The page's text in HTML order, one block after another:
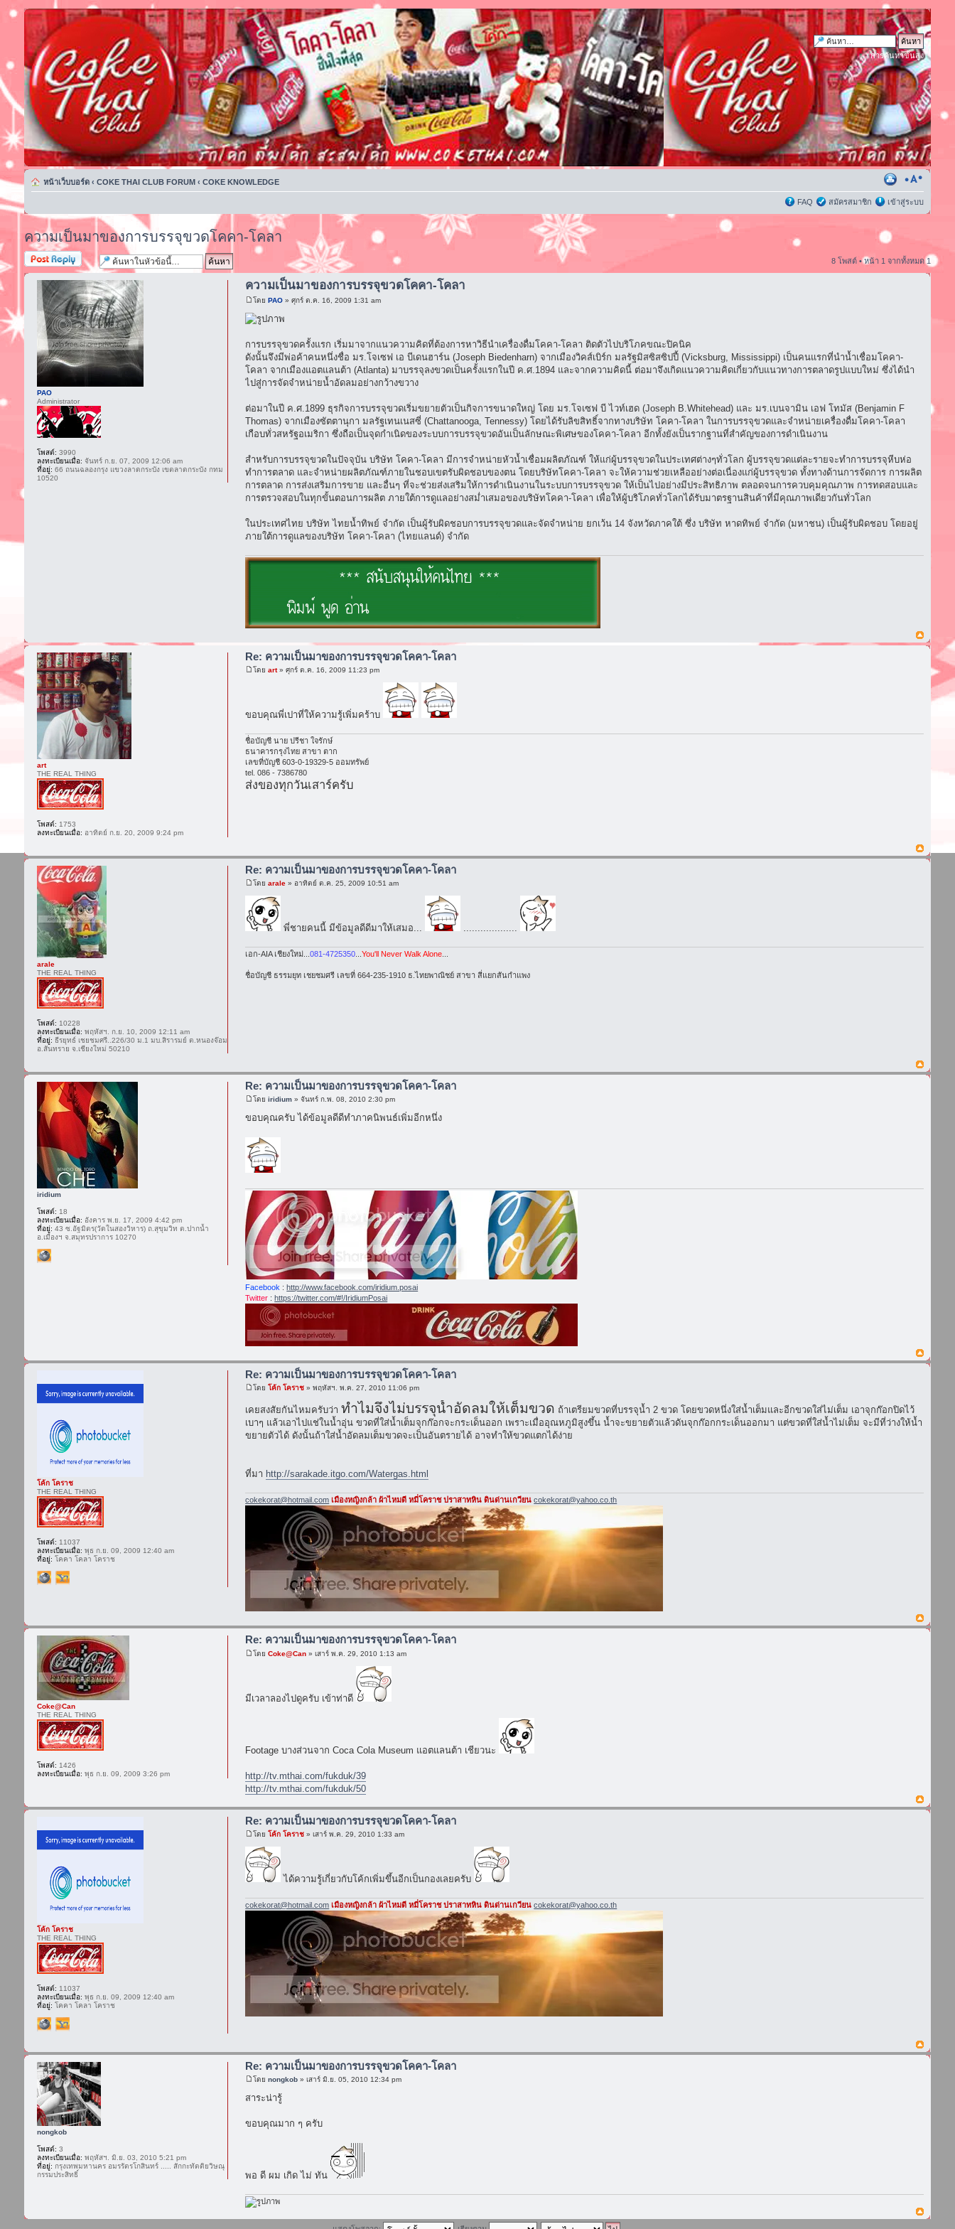
การค้นหาขั้นสูง
หน้าเว็บบอร์ด ‹ COKE THAI CLUB FORUM ‹ COKE KNOWLEDGE
FAQ สมัครสมาชิก เข้าสู่ระบบ
ความเป็นมาของการบรรจุขวดโคคา-โคลา
ตอบกระทู้ 8 โพสต์ • หน้า 1 จากทั้งหมด1
ความเป็นมาของการบรรจุขวดโคคา-โคลา
โดยPAO » ศุกร์ ต.ค. 16, 2009 1:31 am
การบรรจุขวดครั้งแรก เริ่มมาจากแนวความคิดที่ต้องการหาวิธีนำเครื่องดื่มโคคา-โคลา ติดตัวไปบริโภคขณะปิคนิค
ดังนั้นจึงมีพ่อค้าคนหนึ่งชื่อ มร.โจเซฟ เอ บีเดนฮาร์น (Joseph Biedenharn) จากเมืองวิคส์เบิร์ก มลรัฐมิสซิสซิปปี้ (Vicksburg, Mississippi) เป็นคนแรกที่นำน้ำเชื่อมโคคา-
โคลา จากเมืองแอตแลนต้า (Atlanta) มาบรรจุลงขวดเป็นครั้งแรกในปี ค.ศ.1894 และจากความคิดนี้ ต่อมาจึงเกิดแนวความคิดเกี่ยวกับแนวทางการตลาดรูปแบบใหม่ ซึ่งได้นำ
ไปสู่การจัดจำหน่ายน้ำอัดลมอย่างกว้างขวาง
ต่อมาในปี ค.ศ.1899 ธุรกิจการบรรจุขวดเริ่มขยายตัวเป็นกิจการขนาดใหญ่ โดย มร.โจเซฟ บี ไวท์เฮด (Joseph B.Whitehead) และ มร.เบนจามิน เอฟ โทมัส (Benjamin F
Thomas) จากเมืองซัตตานุกา มลรัฐเทนเนสซี่ (Chattanooga, Tennessy) โดยได้รับลิขสิทธิ์จากทางบริษัท โคคา-โคลา ในการบรรจุขวดและจำหน่ายเครื่องดื่มโคคา-โคลา
เกือบทั่วสหรัฐอเมริกา ซึ่งถือเป็นจุดกำเนิดของระบบการบรรจุขวดอันเป็นลักษณะพิเศษของโคคา-โคลา อีกทั้งยังเป็นรากฐานที่สำคัญของการดำเนินงาน
สำหรับการบรรจุขวดในปัจจุบัน บริษัท โคคา-โคลา มีการจำหน่ายหัวน้ำเชื่อมผลิตภัณฑ์ ให้แก่ผู้บรรจุขวดในประเทศต่างๆทั่วโลก ผู้บรรจุขวดแต่ละรายจะทำการบรรจุหีบห่อ
ทำการตลาด และจำหน่ายผลิตภัณฑ์ภายในชอบเขตรับผิดชอบของตน โดยบริษัทโคคา-โคลา จะให้ความช่วยเหลืออย่างต่อเนื่องแก่ผู้บรรจุขวด ทั้งทางด้านการจัดการ การผลิต
การตลาด การส่งเสริมการขาย และอื่นๆ ที่จะช่วยส่งเสริมให้การดำเนินงานในระบบการบรรจุขวด ให้เป็นไปอย่างมีประสิทธิภาพ ตลอดจนการควบคุมคุณภาพ การทดสอบและ
การตรวจสอบในทุกขั้นตอนการผลิต ภายใต้การดูแลอย่างสม่ำเสมอของบริษัทโคคา-โคลา เพื่อให้ผู้บริโภคทั่วโลกได้รับมาตรฐานสินค้าที่มีคุณภาพเดียวกันทั่วโลก
ในประเทศไทย บริษัท ไทยน้ำทิพย์ จำกัด เป็นผู้รับผิดชอบการบรรจุขวดและจัดจำหน่าย ยกเว้น 14 จังหวัดภาคใต้ ซึ่ง บริษัท หาดทิพย์ จำกัด (มหาชน) เป็นผู้รับผิดชอบ โดยอยู่
ภายใต้การดูแลของบริษัท โคคา-โคลา (ไทยแลนด์) จำกัด
PAO
Administrator
โพสต์: 3990
ลงทะเบียนเมื่อ: จันทร์ ก.ย. 07, 2009 12:06 am
ที่อยู่: 66 ถนนฉลองกรุง แขวงลาดกระบัง เขตลาดกระบัง กทม
10520
Re: ความเป็นมาของการบรรจุขวดโคคา-โคลา
โดยart» ศุกร์ ต.ค. 16, 2009 11:23 pm
ขอบคุณพี่เปาที่ให้ความรู้เพิ่มคร้าบ
ชื่อบัญชี นาย ปรีชา ใจรักษ์
ธนาคารกรุงไทย สาขา ตาก
เลขที่บัญชี 603-0-19329-5 ออมทรัพย์
tel. 086 - 7386780
ส่งของทุกวันเสาร์ครับ
art
THE REAL THING
โพสต์: 1753
ลงทะเบียนเมื่อ: อาทิตย์ ก.ย. 20, 2009 9:24 pm
Re: ความเป็นมาของการบรรจุขวดโคคา-โคลา
โดยarale » อาทิตย์ ต.ค. 25, 2009 10:51 am
พี่ชายคนนี้ มีข้อมูลดีดีมาให้เสมอ... ...................
เอก-AIA เชียงใหม่...081-4725350 ...You'll Never Walk Alone
ชื่อบัญชี ธรรมยุท เชยชมศรี เลขที่ 664-235-1910 ธ.ไทยพาณิชย์ สาขา สี่แยกสันกำแพง
arale
THE REAL THING
โพสต์: 10228
ลงทะเบียนเมื่อ: พฤหัสฯ. ก.ย. 10, 2009 12:11 am
ที่อยู่: ธีรยุทธ์ เชยชมศรี..226/30 ม.1 มบ.สิรารมย์ ต.หนองจ๊อม
อ.สันทราย จ.เชียงใหม่ 50210
Re: ความเป็นมาของการบรรจุขวดโคคา-โคลา
โดยiridium » จันทร์ ก.พ. 08, 2010 2:30 pm
ขอบคุณครับ ได้ข้อมูลดีดีทำภาคนิพนธ์เพิ่มอีกหนึ่ง
Facebook :http://www.facebook.com/iridium.posai
Twitter :https://twitter.com/#!/IridiumPosai
iridium
โพสต์: 18
ลงทะเบียนเมื่อ: อังคาร พ.ย. 17, 2009 4:42 pm
ที่อยู่: 43 ซ.อัฐมิตร(วัดในสองวิหาร) ถ.สุขุมวิท ต.ปากน้ำ
อ.เมืองฯ จ.สมุทรปราการ 10270
Re: ความเป็นมาของการบรรจุขวดโคคา-โคลา
โดย โค้ก โคราช » พฤหัสฯ. พ.ค. 27, 2010 11:06 pm
เคยสงสัยกันไหมครับว่าทำไมจึงไม่บรรจุน้ำอัดลมให้เต็มขวด ถ้าเตรียมขวดที่บรรจุน้ำ 2 ขวด โดยขวดหนึ่งใส่น้ำเต็มและอีกขวดใส่ไม่เต็ม เอาจุกก๊อกปิดไว้
เบาๆ แล้วเอาไปแช่ในน้ำอุ่น ขวดที่ใส่น้ำเต็มจุกก๊อกจะกระเด็นออก เพราะเมื่ออุณหภูมิสูงขึ้น น้ำจะขยายตัวแล้วดันจุกก๊อกกระเด็นออกมา แต่ขวดที่ใส่น้ำไม่เต็ม จะมีที่ว่างให้น้ำ
ขยายตัวได้ ดังนั้นถ้าใส่น้ำอัดลมเต็มขวดจะเป็นอันตรายได้ อาจทำให้ขวดแตกได้ง่าย
ที่มา http://sarakade.itgo.com/Watergas.html
cokekorat@hotmail.com เมืองหญิงกล้า ผ้าไหมดี หมี่โคราช ปราสาทหิน ดินด่านเกวียน cokekorat@yahoo.co.th
โค้ก โคราช
THE REAL THING
โพสต์: 11037
ลงทะเบียนเมื่อ: พุธ ก.ย. 09, 2009 12:40 am
ที่อยู่: โคคา โคลา โคราช
Re: ความเป็นมาของการบรรจุขวดโคคา-โคลา
โดยCoke@Can » เสาร์ พ.ค. 29, 2010 1:13 am
มีเวลาลองไปดูครับ เข้าท่าดี
Footage บางส่วนจาก Coca Cola Museum แอตแลนต้า เชียวนะ
http://tv.mthai.com/fukduk/39
http://tv.mthai.com/fukduk/50
Coke@Can
THE REAL THING
โพสต์: 1426
ลงทะเบียนเมื่อ: พุธ ก.ย. 09, 2009 3:26 pm
Re: ความเป็นมาของการบรรจุขวดโคคา-โคลา
โดยโค้ก โคราช » เสาร์ พ.ค. 29, 2010 1:33 am
ได้ความรู้เกี่ยวกับโค้กเพิ่มขึ้นอีกเป็นกองเลยครับ
cokekorat@hotmail.com เมืองหญิงกล้า ผ้าไหมดี หมี่โคราช ปราสาทหิน ดินด่านเกวียน cokekorat@yahoo.co.th
โค้ก โคราช
THE REAL THING
โพสต์: 11037
ลงทะเบียนเมื่อ: พุธ ก.ย. 09, 2009 12:40 am
ที่อยู่: โคคา โคลา โคราช
Re: ความเป็นมาของการบรรจุขวดโคคา-โคลา
โดยnongkob » เสาร์ มิ.ย. 05, 2010 12:34 pm
สาระน่ารู้
ขอบคุณมาก ๆ ครับ
พอ ดี ผม เกิด ไม่ ทัน
nongkob
โพสต์: 3
ลงทะเบียนเมื่อ: พฤหัสฯ. มิ.ย. 03, 2010 5:21 pm
ที่อยู่: กรุงเทพมหานคร อมรรัตรโกสินทร์ ..... สักกะทัตติยวิษณุ
กรรมประสิทธิ์